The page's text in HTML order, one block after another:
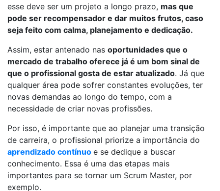
esse deve ser um projeto a longo prazo, mas que
pode ser recompensador e dar muitos frutos, caso
seja feito com calma, planejamento e dedicação.
Assim, estar antenado nas oportunidades que o
mercado de trabalho oferece já é um bom sinal de
que o profissional gosta de estar atualizado. Já que
qualquer área pode sofrer constantes evoluções, ter
novas demandas ao longo do tempo, com a
necessidade de criar novas profissões.
Por isso, é importante que ao planejar uma transição
de carreira, o profissional priorize a importância do
aprendizado contínuo e se dedique a buscar
conhecimento. Essa é uma das etapas mais
importantes para se tornar um Scrum Master, por
exemplo.